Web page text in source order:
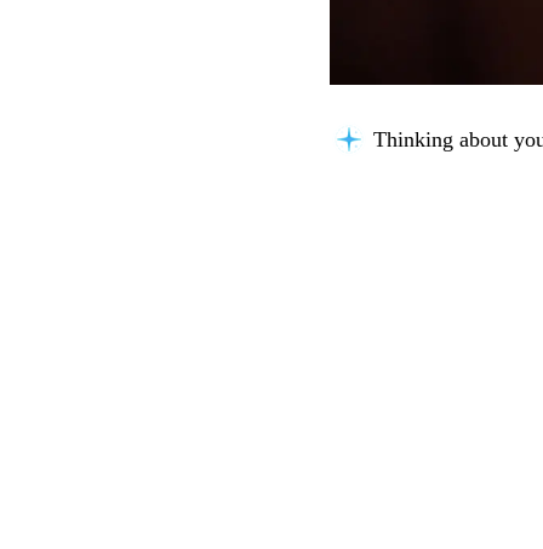
Thinking about